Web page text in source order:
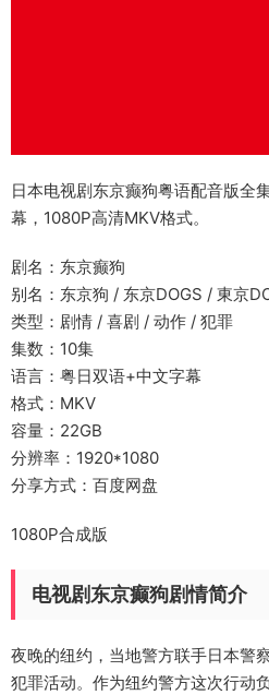
日本电视剧东京癫狗粤语配音版全
幕，1080P高清MKV格式。
剧名：东京癫狗
别名：东京狗 / 东京DOGS / 東京
类型：剧情 / 喜剧 / 动作 / 犯罪
集数：10集
语言：粤日双语+中文字幕
格式：MKV
容量：22GB
分辨率：1920*1080
分享方式：百度网盘
1080P合成版
电视剧东京癫狗剧情简介
夜晚的纽约，当地警方联手日本警
犯罪活动。作为纽约警方这次行动